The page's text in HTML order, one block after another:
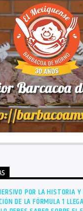
POR LA HISTORIA Y
DE LA FÓRMULA 1